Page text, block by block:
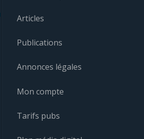
Articles
Publications
Annonces légales
Mon compte
Tarifs pubs